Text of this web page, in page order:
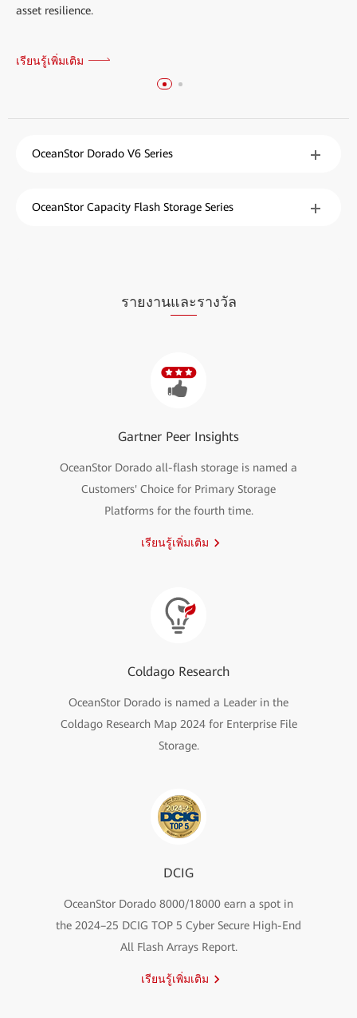
asset resilience.
เรียนรู้เพิ่มเติม
OceanStor Dorado V6 Series
OceanStor Capacity Flash Storage Series
รายงานและรางวัล
Gartner Peer Insights
OceanStor Dorado all-flash storage is named a
Customers' Choice for Primary Storage
Platforms for the fourth time.
เรียนรู้เพิ่มเติม
Coldago Research
OceanStor Dorado is named a Leader in the
Coldago Research Map 2024 for Enterprise File
Storage.
DCIG
OceanStor Dorado 8000/18000 earn a spot in
the 2024–25 DCIG TOP 5 Cyber Secure High-End
All Flash Arrays Report.
เรียนรู้เพิ่มเติม